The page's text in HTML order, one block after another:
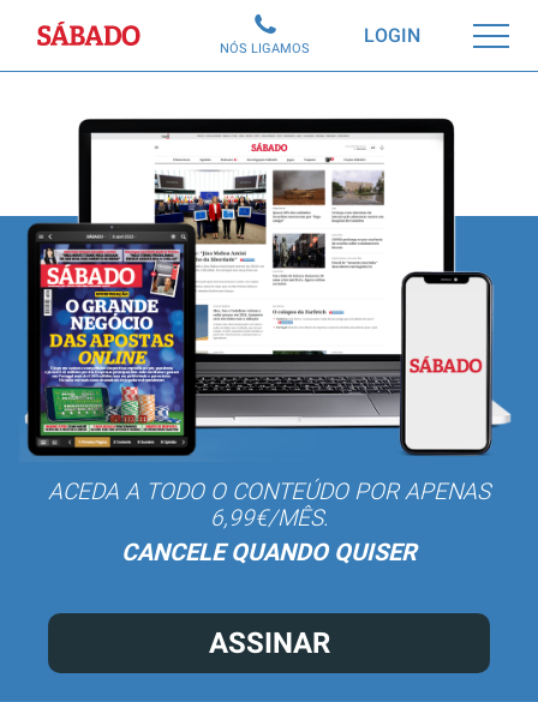
Sábado LOGIN
NÓS LIGAMOS
ACEDA A TODO O CONTEÚDO POR APENAS
6,99€/MÊS.
CANCELE QUANDO QUISER
ASSINAR